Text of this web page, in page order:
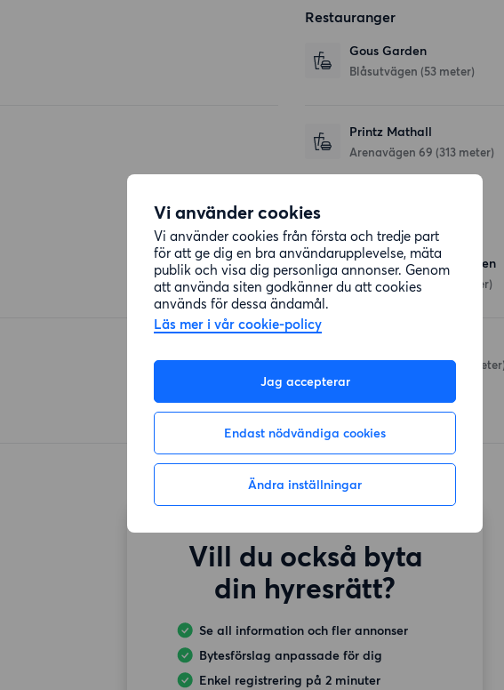
Vi använder cookies
Vi använder cookies från första och tredje part
för att ge dig en bra användarupplevelse, mäta
publik och visa dig personliga annonser. Genom
att använda siten godkänner du att cookies
används för dessa ändamål.
Läs mer i vår cookie-policy
Jag accepterar
Endast nödvändiga cookies
Ändra inställningar
Restauranger
Gous Garden
Blåsutvägen (53 meter)
Printz Mathall
Arenavägen 69 (313 meter)
Affärer
ICA Supermarket Globen
Arenaslingan 1 (376 meter)
Sofielundsvägen(420
Vill du också byta
din hyresrätt?
Se all information och fler annonser
Bytesförslag anpassade för dig
Enkel registrering på 2 minuter